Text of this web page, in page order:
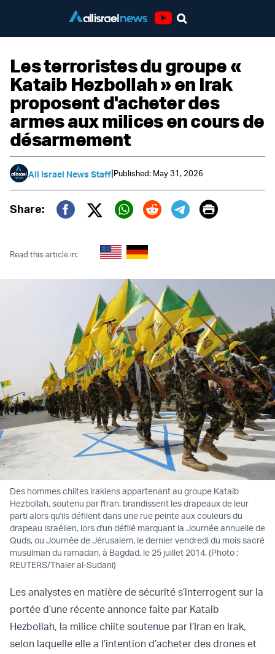
Les terroristes du groupe «
Kataib Hezbollah » en Irak
proposent d'acheter des
armes aux milices en cours de
désarmement
All Israel News Staff|Published: May 31, 2026
Share:
Twitter (X)
Print
Read this article in:
Des hommes chiites irakiens appartenant au groupe Kataib
Hezbollah, soutenu par l'Iran, brandissent les drapeaux de leur
parti alors qu'ils défilent dans une rue peinte aux couleurs du
drapeau israélien, lors d'un défilé marquant la Journée annuelle de
Quds, ou Journée de Jérusalem, le dernier vendredi du mois sacré
musulman du ramadan, à Bagdad, le 25 juillet 2014. (Photo :
REUTERS/Thaier al-Sudani)
Les analystes en matière de sécurité s’interrogent sur la
portée d’une récente annonce faite par Kataib
Hezbollah, la milice chiite soutenue par l’Iran en Irak,
selon laquelle elle a l’intention d’acheter des drones et